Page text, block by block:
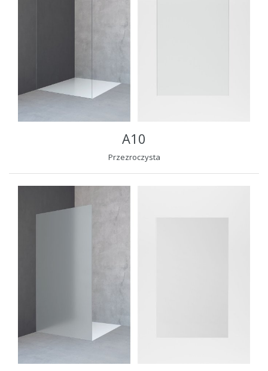
A10
Przezroczysta